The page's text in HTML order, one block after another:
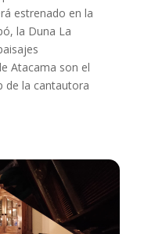
estrenado en la
la Duna La
Atacama son el
de la cantautora